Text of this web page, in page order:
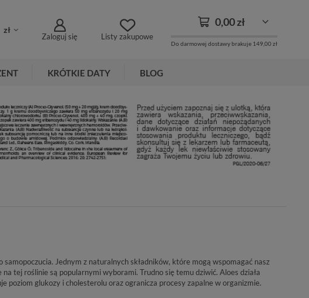
zł
Zaloguj się Listy zakupowe
0,00 zł
Do darmowej dostawy brakuje 149,00 zł
KRÓTKIE DATY BLOG
Jednym z naturalnych składników, które mogą wspomagać nasz
tej roślinie są popularnymi wyborami. Trudno się temu dziwić. Aloes działa
poziom glukozy i cholesterolu oraz ogranicza procesy zapalne w organizmie.